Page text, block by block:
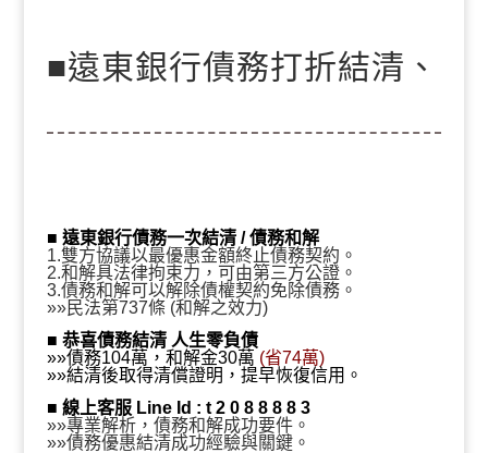
■遠東銀行債務打折結清、
萬、30萬結清、省74萬』
■ 遠東銀行債務一次結清 / 債務和解
1.雙方協議以最優惠金額終止債務契約。
2.和解具法律拘束力，可由第三方公證。
3.債務和解可以解除債權契約免除債務。
»»民法第737條 (和解之效力)
■ 恭喜債務結清 人生零負債
»»債務104萬，和解金30萬 (省74萬)
»»結清後取得清償證明，提早恢復信用。
■ 線上客服 Line Id : t 2 0 8 8 8 8 3
»»專業解析，債務和解成功要件。
»»債務優惠結清成功經驗與關鍵。